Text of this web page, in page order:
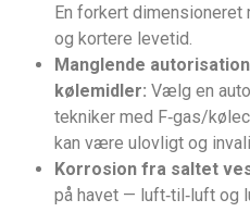
En forkert dimensioneret
og kortere levetid.
Manglende
kølemidler: Vælg en
tekniker med F‑gas/
kan være ulovligt og
Korrosion fra saltet
på havet — luft‑til‑luft og